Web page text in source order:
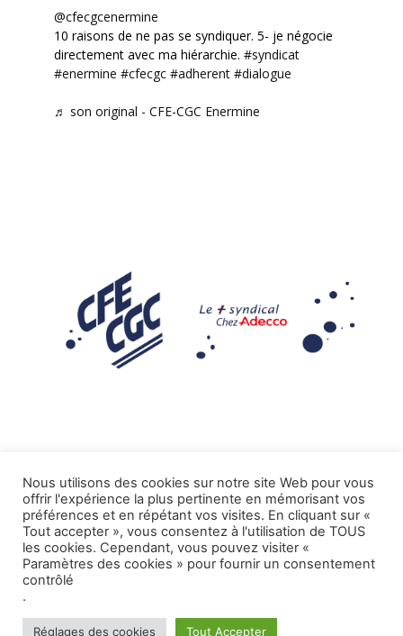
@cfecgcenermine
10 raisons de ne pas se syndiquer. 5- je négocie
directement avec ma hiérarchie. #syndicat
#enermine #cfecgc #adherent #dialogue
♬ son original - CFE-CGC Enermine
Mentions légales
Tous droits réservés CFE-CGC ADECCO.
Nous utilisons des cookies sur notre site Web pour vous
offrir l'expérience la plus pertinente en mémorisant vos
préférences et en répétant vos visites. En cliquant sur «
Tout accepter », vous consentez à l'utilisation de TOUS
les cookies. Cependant, vous pouvez visiter «
Paramètres des cookies » pour fournir un consentement
contrôlé
.
Réglages des cookies Tout Accepter